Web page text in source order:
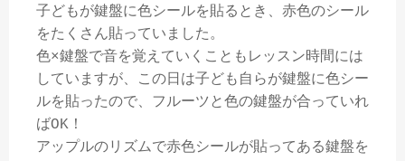
子どもが鍵盤に色シールを貼るとき、赤色のシール
をたくさん貼っていました。
色×鍵盤で音を覚えていくこともレッスン時間には
していますが、この日は子ども自らが鍵盤に色シー
ルを貼ったので、フルーツと色の鍵盤が合っていれ
ばOK！
アップルのリズムで赤色シールが貼ってある鍵盤を